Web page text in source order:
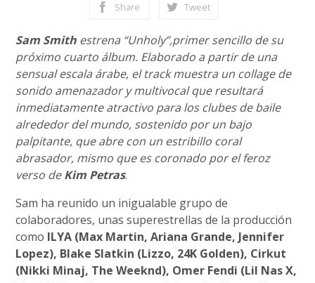
Share Tweet
Sam Smith estrena “Unholy”,primer sencillo de su
próximo cuarto álbum. Elaborado a partir de una
sensual escala árabe, el track muestra un collage de
sonido amenazador y multivocal que resultará
inmediatamente atractivo para los clubes de baile
alrededor del mundo, sostenido por un bajo
palpitante, que abre con un estribillo coral
abrasador, mismo que es coronado por el feroz
verso de Kim Petras.
Sam ha reunido un inigualable grupo de
colaboradores, unas superestrellas de la producción
como ILYA (Max Martin, Ariana Grande, Jennifer
Lopez), Blake Slatkin (Lizzo, 24K Golden), Cirkut
(Nikki Minaj, The Weeknd), Omer Fendi (Lil Nas X,